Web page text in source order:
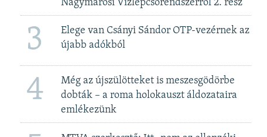
Nagymarosi Vízlépcsőrendszerről 2. rész
3
Elege van Csányi Sándor OTP-vezérnek az
újabb adókból
4
Még az újszülötteket is meszesgödörbe
dobták – a roma holokauszt áldozataira
emlékezünk